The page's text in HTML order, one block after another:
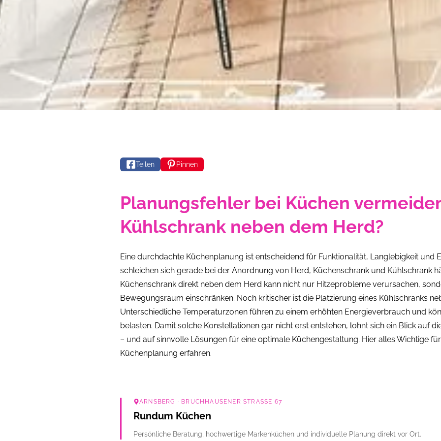
Teilen Pinnen
Planungsfehler bei Küchen
Kühlschrank neben dem Herd?
Eine durchdachte Küchenplanung ist entscheidend für Funktionalität, Langlebigkeit und
schleichen sich gerade bei der Anordnung von Herd, Küchenschrank und Kühlschrank
Küchenschrank direkt neben dem Herd kann nicht nur Hitzeprobleme verursachen,
Bewegungsraum einschränken. Noch kritischer ist die Platzierung eines Kühlschranks
Unterschiedliche Temperaturzonen führen zu einem erhöhten Energieverbrauch und
belasten. Damit solche Konstellationen gar nicht erst entstehen, lohnt sich ein Blick auf
– und auf sinnvolle Lösungen für eine optimale Küchengestaltung. Hier alles Wichtige
Küchenplanung erfahren.
ARNSBERG · BRUCHHAUSENER STRASSE 67
Rundum Küchen
Persönliche Beratung, hochwertige Markenküchen und individuelle Planung direkt vor Ort.